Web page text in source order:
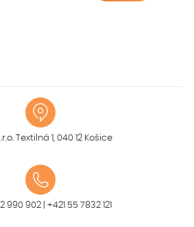
Textilná 1, 040 12 Košice
990 902 +421 55 7832 121